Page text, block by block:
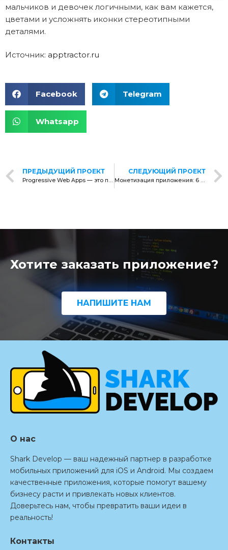
мальчиков и девочек логичными, как вам кажется,
цветами и усложнять иконки стереотипными
деталями.
Источник: apptractor.ru
Facebook Telegram
Whatsapp
ПРЕДЫДУЩИЙ ПРОЕКТ
Progressive Web Apps — это просто
СЛЕДУЮЩИЙ ПРОЕКТ
Монетизация приложения: 6 прибыльных бизнес-моделей, которые работают
Хотите заказать приложение?
НАПИШИТЕ НАМ
О нас
Shark Develop — ваш надежный партнер в разработке
мобильных приложений для iOS и Android. Мы создаем
качественные приложения, которые помогут вашему
бизнесу расти и привлекать новых клиентов.
Доверьтесь нам, чтобы превратить ваши идеи в
реальность!
Контакты